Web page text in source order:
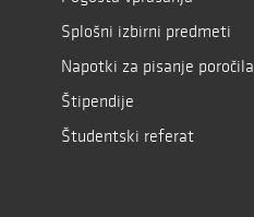
Splošni izbirni predmeti
Napotki za pisanje poročila
Štipendije
Študentski referat